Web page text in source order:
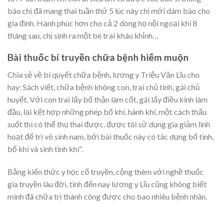
báo chị đã mang thai tuần thứ 5 lúc này chị mới dám báo cho
gia đình. Hạnh phúc hơn cho cả 2 dòng họ nội ngoại khi 8
tháng sau, chị sinh ra một bé trai kháu khỉnh…
Bài thuốc bí truyền chữa bệnh hiếm muộn
Chia sẻ về bí quyết chữa bệnh, lương y Triệu Văn Lĩu cho
hay: Sách viết, chữa bệnh không con, trai chủ tinh, gái chủ
huyết. Với con trai lấy bổ thận làm cốt, gái lấy điều kinh làm
đầu, lại kết hợp những phép bổ khí, hành khí, một cách thấu
suốt thì có thể thụ thai được. được tôi sử dụng gia giảm linh
hoạt để trị vô sinh nam, bởi bài thuốc này có tác dụng bổ tinh,
bổ khí và sinh tinh khí”.
Bằng kiến thức y học cổ truyền, cộng thêm với nghề thuốc
gia truyền lâu đời, tính đến nay lương y Lĩu cũng không biết
mình đã chữa trị thành công được cho bao nhiêu bệnh nhân.